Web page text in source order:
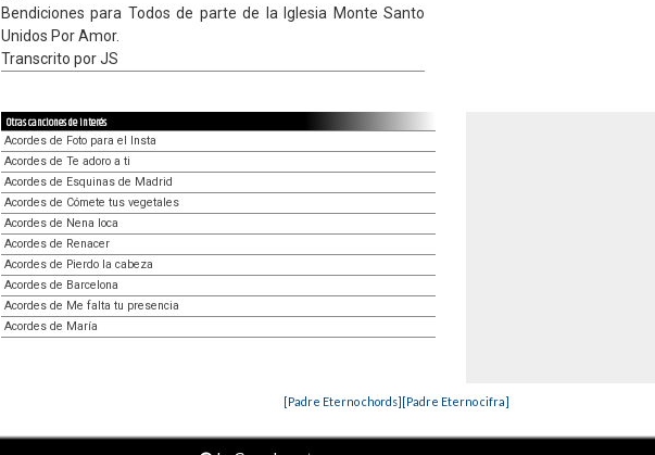
Bendiciones para Todos de parte de la Iglesia Monte Santo
Unidos Por Amor.
Transcrito por JS
Otras canciones de interés
Acordes de Foto para el Insta
Acordes de Te adoro a ti
Acordes de Esquinas de Madrid
Acordes de Cómete tus vegetales
Acordes de Nena loca
Acordes de Renacer
Acordes de Pierdo la cabeza
Acordes de Barcelona
Acordes de Me falta tu presencia
Acordes de María
[Padre Eterno chords][Padre Eterno cifra]